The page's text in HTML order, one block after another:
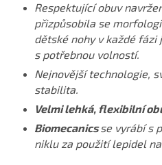
Respektující obuv
přizpůsobila se
dětské nohy v každé fázi
s potřebnou volností.
Nejnovější technologie,
stabilita.
Velmi lehká, flexibilní
Biomecanicsse vyrábí s
niklu za použití lepidel